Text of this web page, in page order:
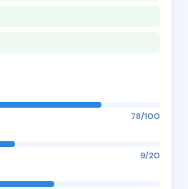
78/100
9/20